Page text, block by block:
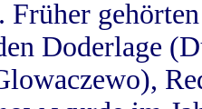
Früher
Doderlage